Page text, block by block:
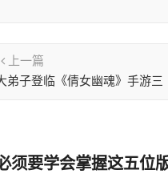
上一篇
弟子登临《倩女幽魂》手游三
须要学会掌握这五位